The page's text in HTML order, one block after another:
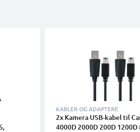
KABLER OG ADAPTERE
2x Kamera USB-kabel til
4000D 2000D 200D 1200D